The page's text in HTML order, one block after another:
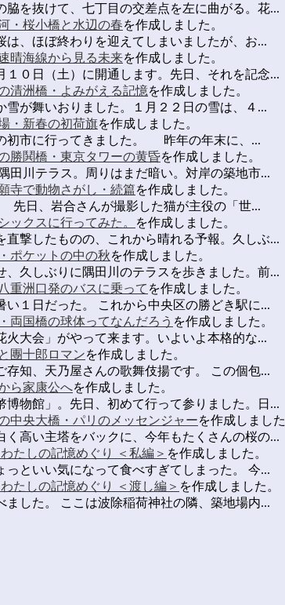
を抜けて、七丁目の交差点を左に曲がる。花...
・桜小橋と水辺の春を作成しました。
、ほぼ終わりを迎えてしまいましたが、お...
晴海線から見る未来を作成しました。
０日（土）に開通します。先日、それを記念...
清洲橋・よみがえる記憶を作成しました。
が舞いおりました。１月２２日の雪は、４...
・新春の初荷旗を作成しました。
初市に行ってきました。 昨年の年末に、...
勝鬨橋・東京タワーの黄昏を作成しました。
田川テラス。周りはまだ暗い。対岸の築地市...
寺で動物さがし・続篇を作成しました。
日、岩合さんが撮影した猫が主役の「世...
ックスに行ってみた。
を作成しました。
直撃したものの、これから晴れる予報。久しぶ...
ポケットの中の秋を作成しました。
久しぶりに隅田川のテラスを歩きました。前...
重洲口発のバスに乗って を作成しました。
１日だった。 これから中央区の勝どき駅に...
両国橋の球体ってなんだろう を作成しました。
大会」がやって来ます。いよいよ本格的な...
團十郎ロマンを作成しました。
知、天乃屋さんの歌舞伎揚です。 この個包...
ら家康公へを作成しました。
物館」。先日、初めて行って参りました。日...
中央大橋・パリのメッセンジャーを作成しまし
高い主塔をバックに、今年もたくさんの桜の...
たしの記憶めぐり ＜私編＞ を作成しました。
といい気になって食べすぎてしまった。 今...
たしの記憶めぐり ＜渡し編＞ を作成しました。
した。 ここは波除稲荷神社の隣、築地場内...